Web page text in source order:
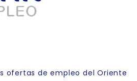
ofertas de empleo del Oriente